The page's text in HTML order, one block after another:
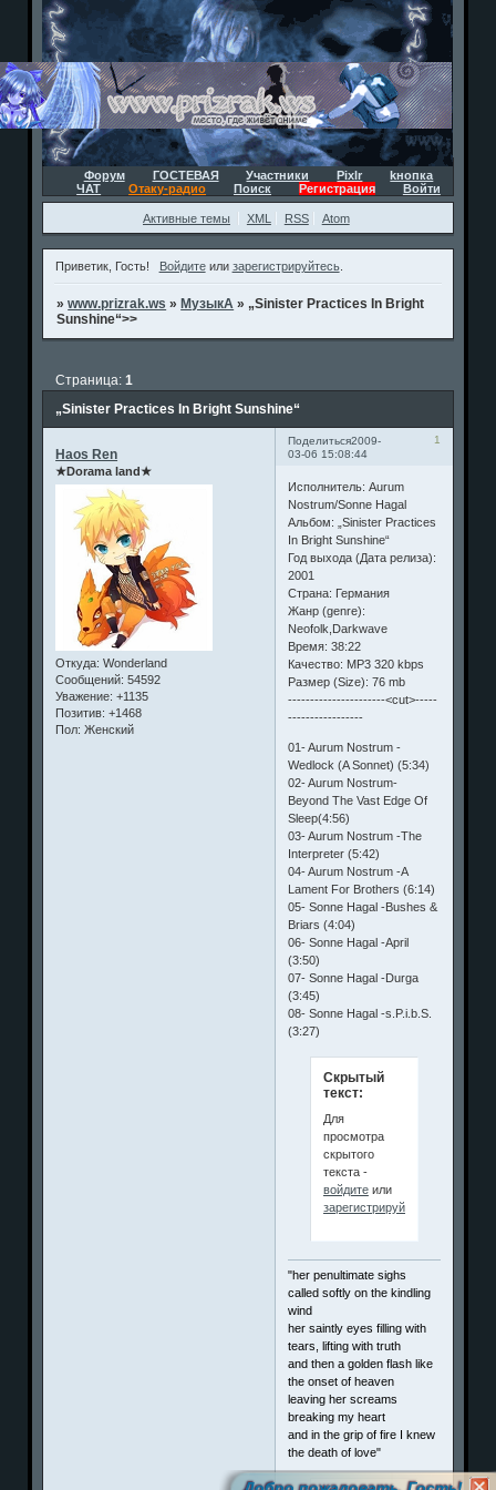
Форум ГОСТЕВАЯ Участники Pixlr
kнопка
ЧАТ
Отаку-радио Поиск Регистрация Войти
Активные темы XML RSS Atom
Приветик, Гость! Войдитеили зарегистрируйтесь.
»www.prizrak.ws » МузыкА » „Sinister Practices In Bright
Sunshine“>>
„Sinister Practices In Bright Sunshine“
Страница:1
Поделиться 1
2009-
03-06 15:08:44
Haos Ren
★Dorama land★
Откуда: Wonderland
Сообщений: 54592
Уважение: +1135
Позитив: +1468
Пол: Женский
Исполнитель: Aurum
Nostrum/Sonne Hagal
Альбом: „Sinister Practices
In Bright Sunshine“
Год выхода (Дата релиза):
2001
Страна: Германия
Жанр (genre):
Neofolk,Darkwave
Время: 38:22
Качество: MP3 320 kbps
Размер (Size): 76 mb
----------------------<cut>-----
-----------------
01- Aurum Nostrum -
Wedlock (A Sonnet) (5:34)
02- Aurum Nostrum-
Beyond The Vast Edge Of
Sleep(4:56)
03- Aurum Nostrum -The
Interpreter (5:42)
04- Aurum Nostrum -A
Lament For Brothers (6:14)
05- Sonne Hagal -Bushes &
Briars (4:04)
06- Sonne Hagal -April
(3:50)
07- Sonne Hagal -Durga
(3:45)
08- Sonne Hagal -s.P.i.b.S.
(3:27)
Скрытый
текст:
Для
просмотра
скрытого
текста -
войдитеили
зарегистрируйтесь
"her penultimate sighs
called softly on the kindling
wind
her saintly eyes filling with
tears, lifting with truth
and then a golden flash like
the onset of heaven
leaving her screams
breaking my heart
and in the grip of fire I knew
the death of love"